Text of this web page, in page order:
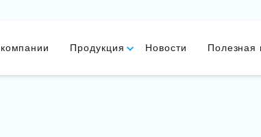
Продукция Новости